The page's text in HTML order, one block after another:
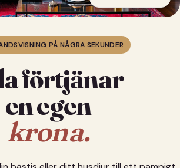
PÅ NÅGRA SEKUNDER
förtjänar
en egen
krona.